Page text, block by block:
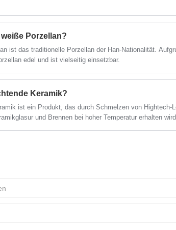
Porzellan?
ist das traditionelle Porzellan der Han-Nationalität.
edel und ist vielseitig einsetzbar.
Keramik?
ist ein Produkt, das durch Schmelzen von Hightech-
und Brennen bei hoher Temperatur erhalten